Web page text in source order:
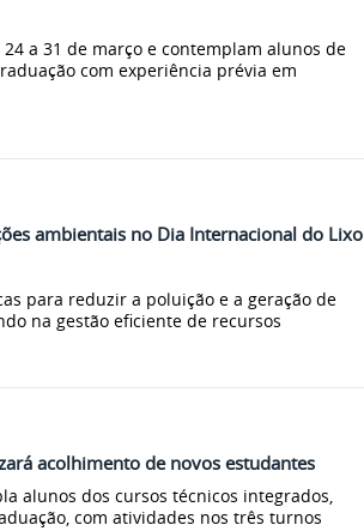
a 31 de março e contemplam alunos de
com experiência prévia em
ambientais no Dia Internacional do Lixo
para reduzir a poluição e a geração de
na gestão eficiente de recursos
acolhimento de novos estudantes
alunos dos cursos técnicos integrados,
com atividades nos três turnos